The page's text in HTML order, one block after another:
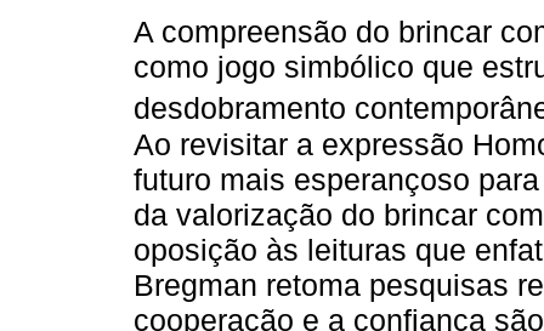
A compreensão do brincar
como jogo simbólico que
desdobramento
Ao revisitar a expressão
futuro mais esperançoso
da valorização do brincar
oposição às leituras que
Bregman retoma pesquisas
cooperação e a confiança